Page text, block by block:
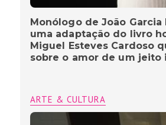
Monólogo de João Garcia
uma adaptação do livro
Miguel Esteves Cardoso
sobre o amor de um jeito
ARTE & CULTURA